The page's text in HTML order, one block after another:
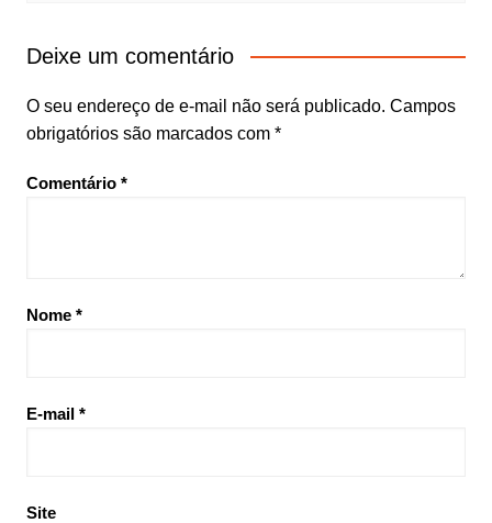
Deixe um comentário
O seu endereço de e-mail não será publicado. Campos
obrigatórios são marcados com *
Comentário *
Nome *
E-mail *
Site